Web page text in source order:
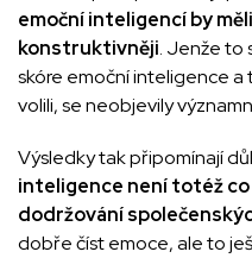
emoční inteligencí by
konstruktivněji. Jenže to
skóre emoční inteligence
volili, se neobjevily
Výsledky tak připomínají
inteligence není totéž
dodržování
dobře číst emoce, ale to